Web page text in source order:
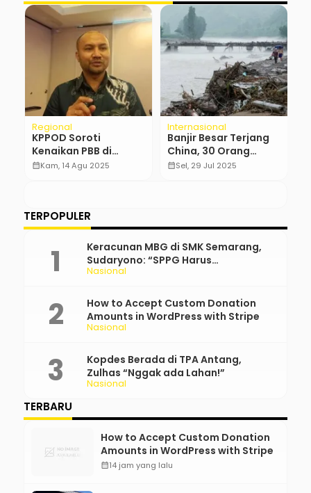
Regional
KPPOD Soroti
Kenaikan PBB di
Cirebon, Tagihan
calendar_monthKam, 14 Agu 2025
Internasional
Banjir Besar Terjang
China, 30 Orang
Tewas Hinna 80 ribu
calendar_monthSel, 29 Jul 2025
TERPOPULER
Nasional
Keracunan MBG di SMK Semarang,
Sudaryono: “SPPG Harus
Bertanggung Jawab!”
Nasional
How to Accept Custom Donation
Amounts in WordPress with Stripe
Nasional
Kopdes Berada di TPA Antang,
Zulhas “Nggak ada Lahan!”
TERBARU
How to Accept Custom Donation
Amounts in WordPress with Stripe
calendar_month14 jam yang lalu